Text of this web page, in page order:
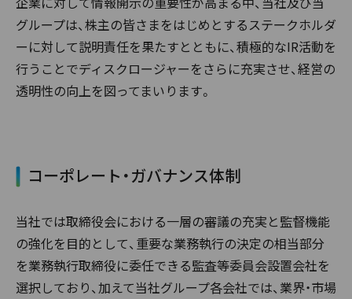
グループは、株主の皆さまをはじめとするステークホルダ
ーに対して説明責任を果たすとともに、積極的なIR活動を
行うことでディスクロージャーをさらに充実させ、経営の
透明性の向上を図ってまいります。
コーポレート・ガバナンス体制
当社では取締役会における一層の審議の充実と監督機能
の強化を目的として、重要な業務執行の決定の相当部分
を業務執行取締役に委任できる監査等委員会設置会社を
選択しており、加えて当社グループ各会社では、業界・市場